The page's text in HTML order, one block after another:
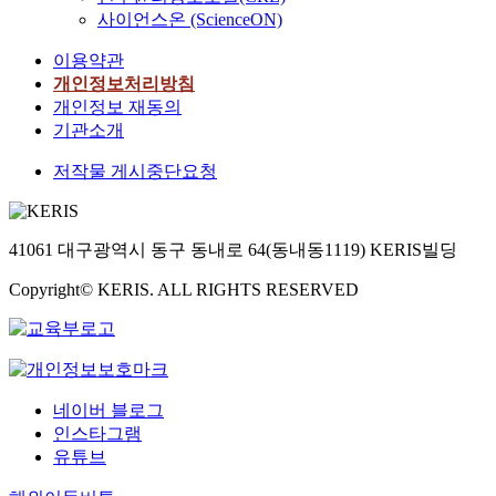
사이언스온 (ScienceON)
이용약관
개인정보처리방침
개인정보 재동의
기관소개
저작물 게시중단요청
41061 대구광역시 동구 동내로 64(동내동1119) KERIS빌딩
Copyright© KERIS. ALL RIGHTS RESERVED
네이버 블로그
인스타그램
유튜브